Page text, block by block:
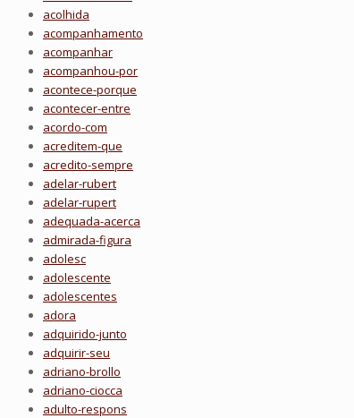
acolhida
acompanhamento
acompanhar
acompanhou-por
acontece-porque
acontecer-entre
acordo-com
acreditem-que
acredito-sempre
adelar-rubert
adelar-rupert
adequada-acerca
admirada-figura
adolesc
adolescente
adolescentes
adora
adquirido-junto
adquirir-seu
adriano-brollo
adriano-ciocca
adulto-respons